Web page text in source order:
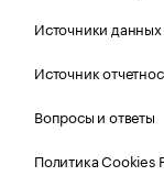
Источники данных
Источник
Вопросы и ответы
Политика Cookies